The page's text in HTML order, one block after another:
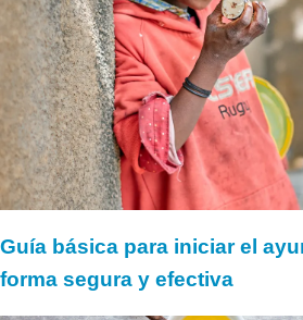
Guía básica para iniciar el
forma segura y efectiva